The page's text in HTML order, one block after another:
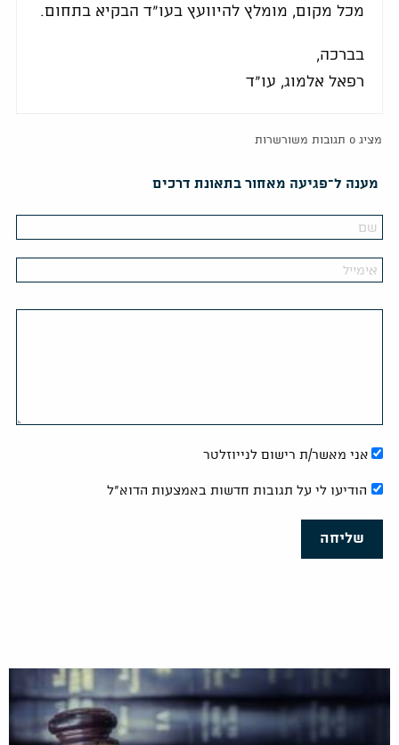
מכל מקום, מומלץ להיוועץ בעו"ד הבקיא בתחום.
בברכה,
רפאל אלמוג, עו"ד
מציג 0 תגובות משורשרות
מענה ל־פגיעה מאחור בתאונת דרכים
אני מאשר/ת רישום לנייוזלטר
הודיעו לי על תגובות חדשות באמצעות הדוא"ל
שליחה